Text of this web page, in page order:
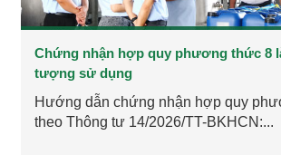
Chứng nhận hợp quy phương thức 8
tượng sử dụng
Hướng dẫn chứng nhận hợp quy
theo Thông tư 14/2026/TT-BKHCN:...